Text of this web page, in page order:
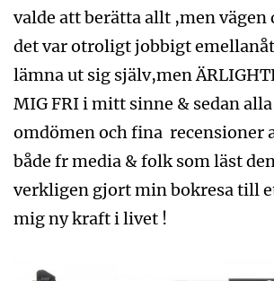
valde att berätta allt ,men vägen
det var otroligt jobbigt
lämna ut sig själv,men
MIG FRI i mitt sinne & sedan
omdömen och fina recensioner
både fr media & folk som läst
verkligen gjort min bokresa till
mig ny kraft i livet !